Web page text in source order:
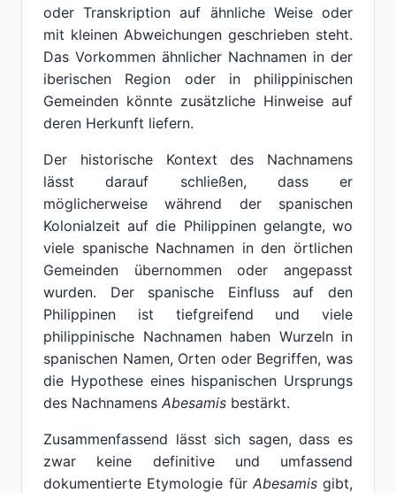
oder Transkription auf ähnliche Weise oder
mit kleinen Abweichungen geschrieben steht.
Das Vorkommen ähnlicher Nachnamen in der
iberischen Region oder in philippinischen
Gemeinden könnte zusätzliche Hinweise auf
deren Herkunft liefern.
Der historische Kontext des Nachnamens
lässt darauf schließen, dass er
möglicherweise während der spanischen
Kolonialzeit auf die Philippinen gelangte, wo
viele spanische Nachnamen in den örtlichen
Gemeinden übernommen oder angepasst
wurden. Der spanische Einfluss auf den
Philippinen ist tiefgreifend und viele
philippinische Nachnamen haben Wurzeln in
spanischen Namen, Orten oder Begriffen, was
die Hypothese eines hispanischen Ursprungs
des Nachnamens Abesamis bestärkt.
Zusammenfassend lässt sich sagen, dass es
zwar keine definitive und umfassend
dokumentierte Etymologie für Abesamisgibt,